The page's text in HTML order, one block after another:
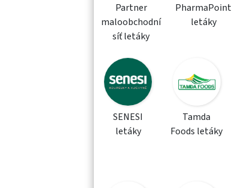
Partner
maloobchodní
síť letáky
PharmaPoint
letáky
SENESI
letáky
Tamda
Foods letáky